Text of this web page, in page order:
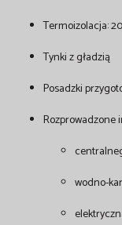
Termoizolacja:
Tynki z gładzią
Posadzki
Rozprowadzone
wodno-